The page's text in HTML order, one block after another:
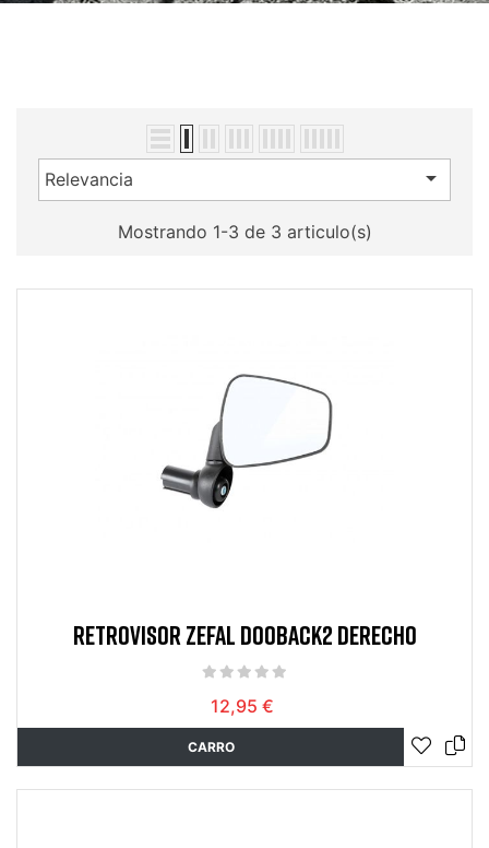
Relevancia 
Mostrando 1-3 de 3 articulo(s)
RETROVISOR ZEFAL DOOBACK2 DERECHO
12,95 €
CARRO